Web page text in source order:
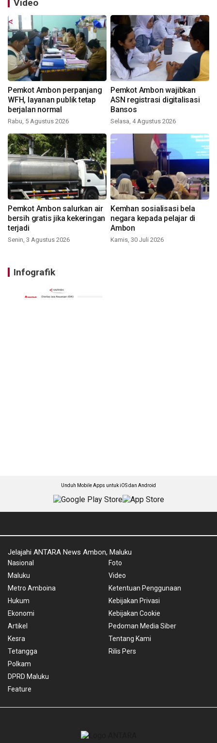
Video
Pemkot Ambon perpanjang
WFH, layanan publik tetap
berjalan normal
Rabu, 5 Agustus 2026
Pemkot Ambon wajibkan
ASN registrasi digitalisasi
Bansos
Selasa, 4 Agustus 2026
Pemkot Ambon salurkan air
bersih gratis jika kekeringan
terjadi
Senin, 3 Agustus 2026
Kemhan sosialisasi bela
negara kepada pelajar di
Ambon
Kamis, 30 Juli 2026
Infografik
Unduh Mobile Apps untuk iOS dan Android
Jelajahi ANTARA News Ambon, Maluku
Nasional
Maluku
Metro Amboina
Hukum
Ekonomi
Artikel
Kesra
Tetangga
Polkam
DPRD Maluku
Feature
Foto
Video
Ketentuan Penggunaan
Kebijakan Privasi
Kebijakan Cookie
Pedoman Media Siber
Tentang Kami
Rilis Pers